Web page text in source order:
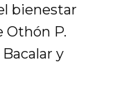
bienestar
Othón P.
y